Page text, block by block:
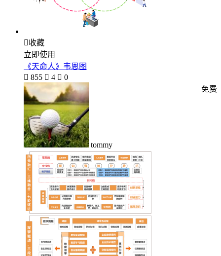
收藏
立即使用
《天命人》韦恩图
 855  4  0
tommy
免费